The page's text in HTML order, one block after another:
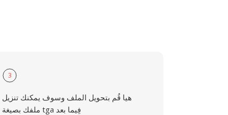
3
هيا قُم بتحويل الملف وسوف يمكنك تنزيل
ملفك بصيغة tga فِيما بعد